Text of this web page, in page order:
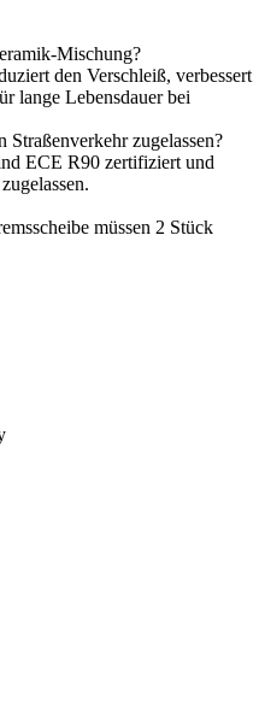
Mischung?
den Verschleiß, verbessert
lange Lebensdauer bei
zugelassen?
ECE R90 zertifiziert und
müssen 2 Stück